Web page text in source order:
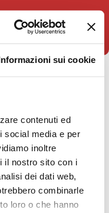
sui cookie
contenuti ed
social media e per
inoltre
il nostro sito con i
dei dati web,
combinarle
loro o che hanno